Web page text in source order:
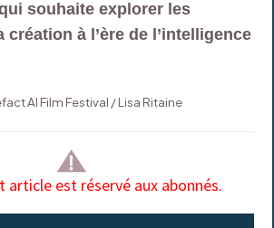
souhaite explorer les
création à l’ère de l’intelligence
AI Film Festival / Lisa Ritaine
article est réservé aux abonnés.